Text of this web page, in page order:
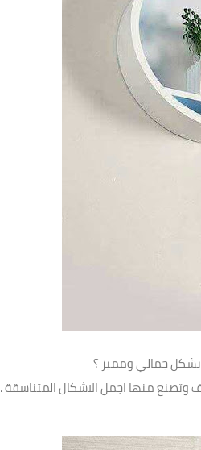
جمالي ومميز ؟
وتصنع منها اجمل الاشكال المتناسقة .